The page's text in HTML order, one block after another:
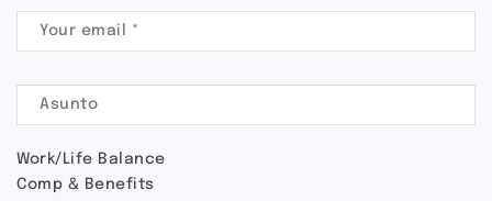
Work/Life Balance
Comp & Benefits